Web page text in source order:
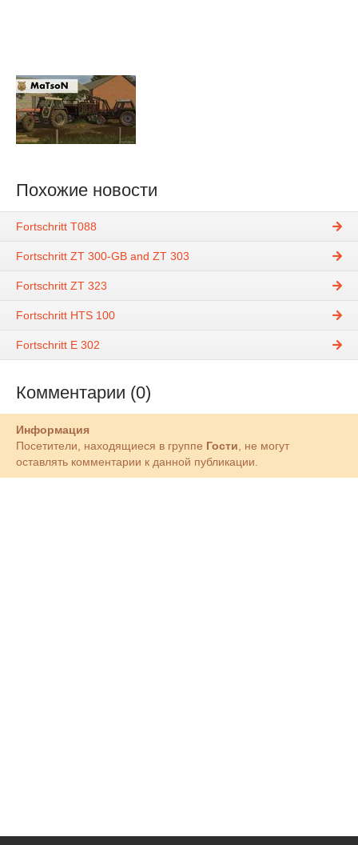
Похожие новости
Fortschritt T088
Fortschritt ZT 300-GB and ZT 303
Fortschritt ZT 323
Fortschritt HTS 100
Fortschritt E 302
Комментарии (0)
Информация
Посетители, находящиеся в группе Гости , не могут
оставлять комментарии к данной публикации.